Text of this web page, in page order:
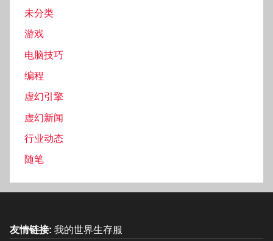
未分类
游戏
电脑技巧
编程
虚幻引擎
虚幻新闻
行业动态
随笔
友情链接: 我的世界生存服